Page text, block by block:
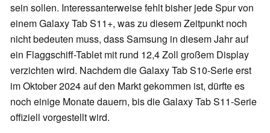
sein sollen. Interessanterweise fehlt bisher jede Spur von
einem Galaxy Tab S11+, was zu diesem Zeitpunkt noch
nicht bedeuten muss, dass Samsung in diesem Jahr auf
ein Flaggschiff-Tablet mit rund 12,4 Zoll großem Display
verzichten wird. Nachdem die Galaxy Tab S10-Serie erst
im Oktober 2024 auf den Markt gekommen ist, dürfte es
noch einige Monate dauern, bis die Galaxy Tab S11-Serie
offiziell vorgestellt wird.